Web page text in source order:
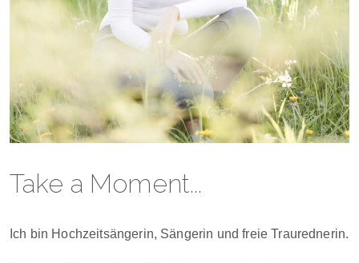
Take a Moment...
Ich bin Hochzeitsängerin, Sängerin und freie Traurednerin.